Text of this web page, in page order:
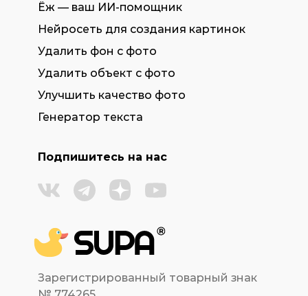
Зарегистрированный товарный знак
Ёж — ваш ИИ-помощник
Нейросеть для создания картинок
Удалить фон с фото
Удалить объект с фото
Улучшить качество фото
Генератор текста
Подпишитесь на нас